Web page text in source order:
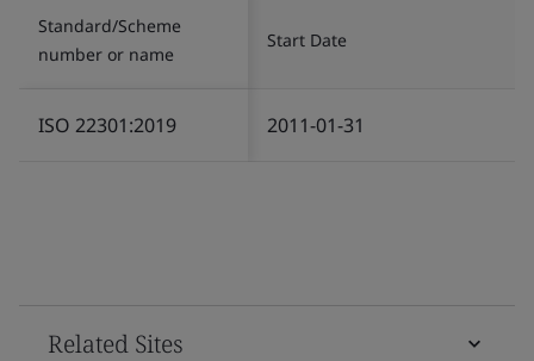
Standard/Scheme
number or name
Start Date
ISO 22301:2019 2011-01-31
Related Sites